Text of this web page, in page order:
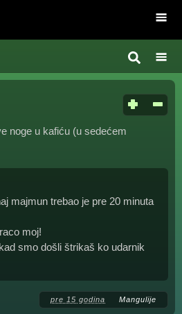
noge u kafiću (u sedećem
majmun trebao je pre 20 minuta
moj!
smo došli štrikaš ko udarnik
pre 15 godina Mangulije